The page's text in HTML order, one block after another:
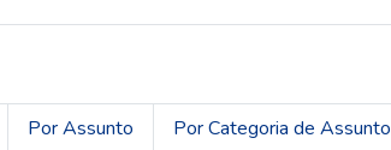
Por Assunto Por Categoria de Assunto